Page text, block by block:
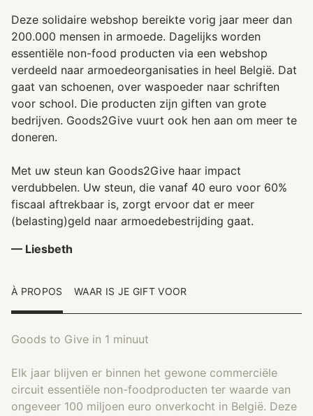
Deze solidaire webshop bereikte vorig jaar meer dan
200.000 mensen in armoede. Dagelijks worden
essentiële non-food producten via een webshop
verdeeld naar armoedeorganisaties in heel België. Dat
gaat van schoenen, over waspoeder naar schriften
voor school. Die producten zijn giften van grote
bedrijven. Goods2Give vuurt ook hen aan om meer te
doneren.
Met uw steun kan Goods2Give haar impact
verdubbelen. Uw steun, die vanaf 40 euro voor 60%
fiscaal aftrekbaar is, zorgt ervoor dat er meer
(belasting)geld naar armoedebestrijding gaat.
— Liesbeth
À PROPOS WAAR IS JE GIFT VOOR
Goods to Give in 1 minuut
Elk jaar blijven er binnen het gewone commerciële
circuit essentiële non-foodproducten ter waarde van
ongeveer 100 miljoen euro onverkocht in België. Deze